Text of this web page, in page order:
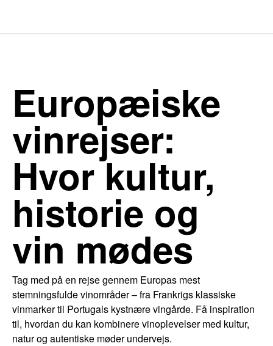
Europæiske
vinrejser:
Hvor kultur,
historie og
vin mødes
Tag med på en rejse gennem Europas mest
stemningsfulde vinområder – fra Frankrigs klassiske
vinmarker til Portugals kystnære vingårde. Få inspiration
til, hvordan du kan kombinere vinoplevelser med kultur,
natur og autentiske møder undervejs.